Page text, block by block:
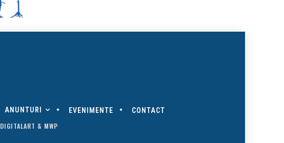
ANUNTURI EVENIMENTE CONTACT
DIGITALART & MWP